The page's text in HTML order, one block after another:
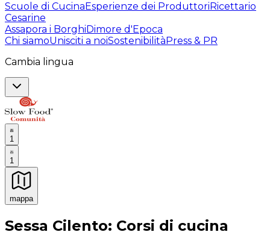
Scuole di CucinaEsperienze dei ProduttoriRicettario
Cesarine
Assapora i BorghiDimore d'Epoca
Chi siamoUnisciti a noiSostenibilitàPress & PR
Cambia lingua
1
1
mappa
Esperienze culinarie indimenticabili: Esperienze
Sessa Cilento: Corsi di cucina